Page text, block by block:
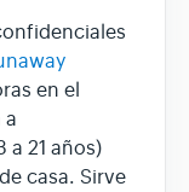
en el
a
a 21 años)
casa. Sirve